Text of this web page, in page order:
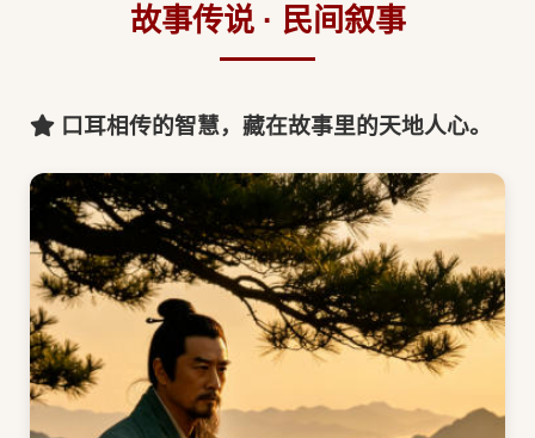
故事传说 · 民间叙事
口耳相传的智慧，藏在故事里的天地人心。